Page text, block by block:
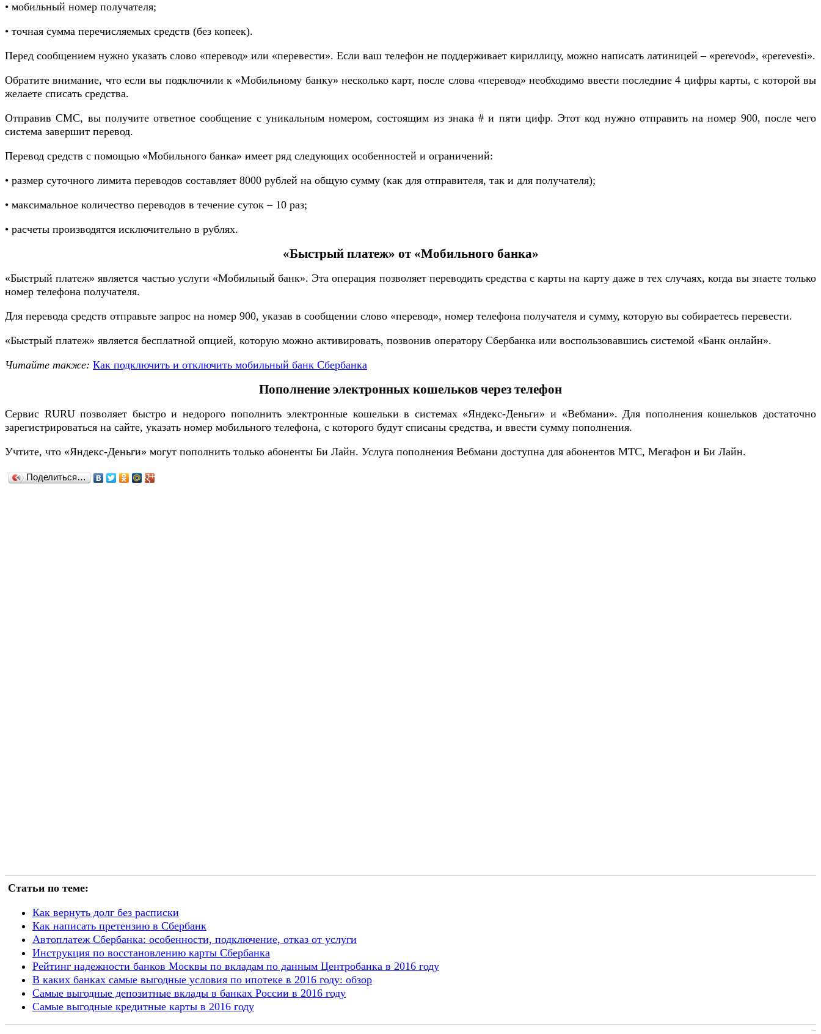
• мобильный номер получателя;
• точная сумма перечисляемых средств (без копеек).
Перед сообщением нужно указать слово «перевод» или «перевести». Если ваш телефон не поддерживает кириллицу, можно написать латиницей – «perevod», «perevesti».
Обратите внимание, что если вы подключили к «Мобильному банку» несколько карт, после слова «перевод» необходимо ввести последние 4 цифры карты, с которой вы
желаете списать средства.
Отправив СМС, вы получите ответное сообщение с уникальным номером, состоящим из знака # и пяти цифр. Этот код нужно отправить на номер 900, после чего
система завершит перевод.
Перевод средств с помощью «Мобильного банка» имеет ряд следующих особенностей и ограничений:
• размер суточного лимита переводов составляет 8000 рублей на общую сумму (как для отправителя, так и для получателя);
• максимальное количество переводов в течение суток – 10 раз;
• расчеты производятся исключительно в рублях.
«Быстрый платеж» от «Мобильного банка»
«Быстрый платеж» является частью услуги «Мобильный банк». Эта операция позволяет переводить средства с карты на карту даже в тех случаях, когда вы знаете только
номер телефона получателя.
Для перевода средств отправьте запрос на номер 900, указав в сообщении слово «перевод», номер телефона получателя и сумму, которую вы собираетесь перевести.
«Быстрый платеж» является бесплатной опцией, которую можно активировать, позвонив оператору Сбербанка или воспользовавшись системой «Банк онлайн».
Читайте также: Как подключить и отключить мобильный банк Сбербанка
Пополнение электронных кошельков через телефон
Сервис RURU позволяет быстро и недорого пополнить электронные кошельки в системах «Яндекс-Деньги» и «Вебмани». Для пополнения кошельков достаточно
зарегистрироваться на сайте, указать номер мобильного телефона, с которого будут списаны средства, и ввести сумму пополнения.
Учтите, что «Яндекс-Деньги» могут пополнить только абоненты Би Лайн. Услуга пополнения Вебмани доступна для абонентов МТС, Мегафон и Би Лайн.
Поделиться…
Статьи по теме:
Как вернуть долг без расписки
Как написать претензию в Сбербанк
Автоплатеж Сбербанка: особенности, подключение, отказ от услуги
Инструкция по восстановлению карты Сбербанка
Рейтинг надежности банков Москвы по вкладам по данным Центробанка в 2016 году
В каких банках самые выгодные условия по ипотеке в 2016 году: обзор
Самые выгодные депозитные вклады в банках России в 2016 году
Самые выгодные кредитные карты в 2016 году